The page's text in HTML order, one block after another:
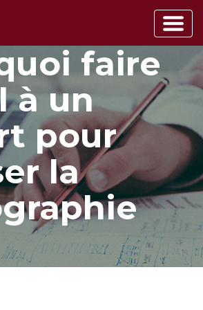
faire
à un
pour
la
de